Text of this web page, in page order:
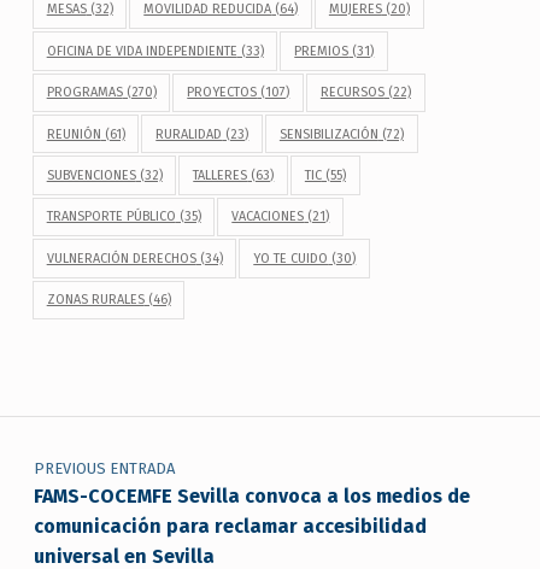
MESAS(32) MOVILIDAD REDUCIDA (64) MUJERES(20)
OFICINA DE VIDA INDEPENDIENTE (33) PREMIOS (31)
PROGRAMAS(270) PROYECTOS (107) RECURSOS(22)
REUNIÓN (61) RURALIDAD (23) SENSIBILIZACIÓN (72)
SUBVENCIONES(32) TALLERES (63) TIC(55)
TRANSPORTE PÚBLICO (35) VACACIONES (21)
VULNERACIÓN DERECHOS(34) YO TE CUIDO (30)
ZONAS RURALES(46)
Navegación de entradas
PREVIOUS ENTRADA
FAMS-COCEMFE Sevilla convoca a los medios de
comunicación para reclamar accesibilidad
universal en Sevilla